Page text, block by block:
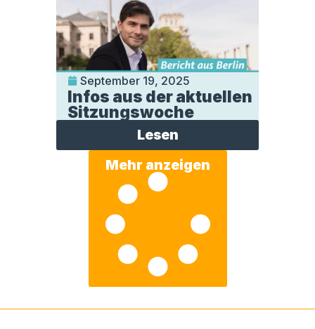
September 19, 2025
Infos aus der aktuellen
Sitzungswoche
Lesen
Mehr anzeigen